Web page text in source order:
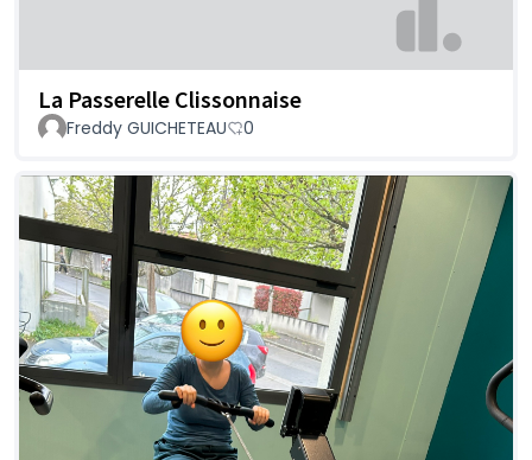
La Passerelle Clissonnaise
Freddy GUICHETEAU 0